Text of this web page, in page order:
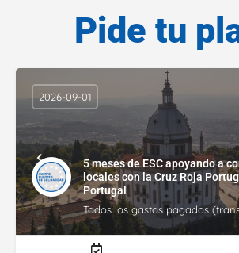
Pide tu
5 meses de ESC apoyando a
locales con la Cruz Roja
Portugal
Todos los gastos pagados
2026-09-01